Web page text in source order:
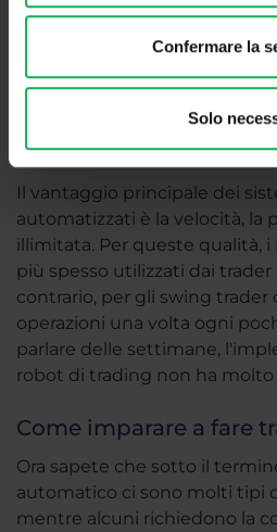
Confermare la
Solo
programmazione C#, un
programmatore esperto in
Per saperne di più su
Per chi sono adatti gli
Il vantaggio principale dei
automatizzati è la velocità, la
illimitata. Per queste qualità,
più spesso utilizzati dai
contrario, per gli swing trader
operazioni una volta ogni
parlare delle settimane,
robot di trading non ha molto
Come imparare a fare
Ora sapete che sotto il
automatico ci sono molti tipi
mentre alcuni richiedono la